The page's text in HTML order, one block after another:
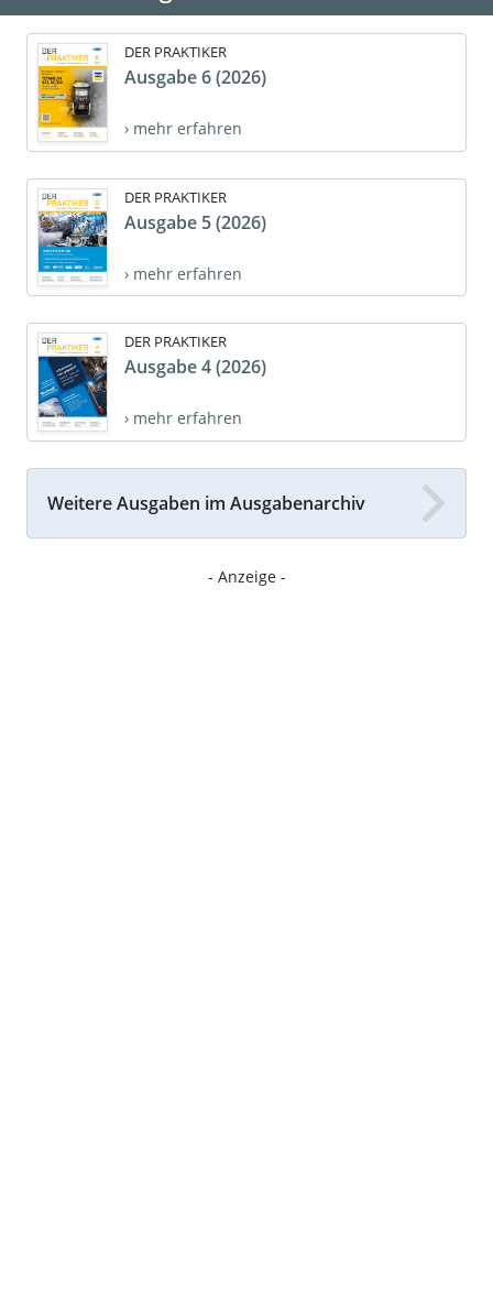
DER PRAKTIKER
Ausgabe 6 (2026)
› mehr erfahren
DER PRAKTIKER
Ausgabe 5 (2026)
› mehr erfahren
DER PRAKTIKER
Ausgabe 4 (2026)
› mehr erfahren
Weitere Ausgaben im Ausgabenarchiv
- Anzeige -